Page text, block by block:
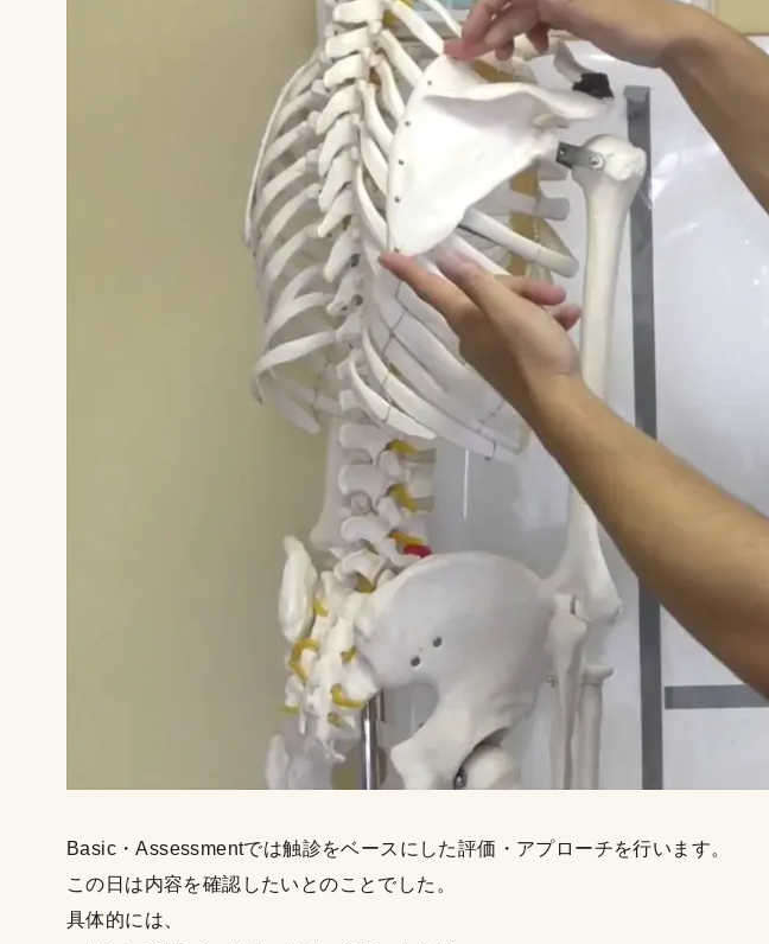
Basic・Assessmentでは触診をベースにした評価・アプローチを行います。
この日は内容を確認したいとのことでした。
具体的には、